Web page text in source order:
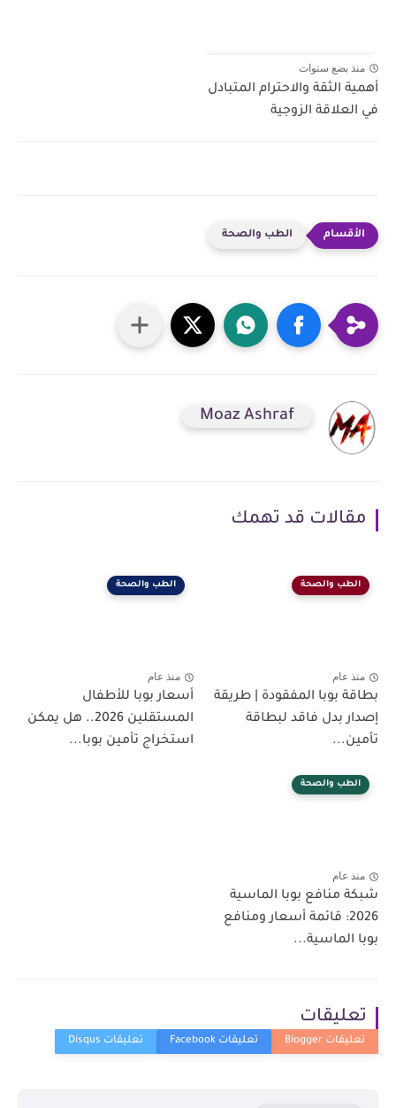
منذ بضع سنوات
أهمية الثقة والاحترام المتبادل
في العلاقة الزوجية
الطب والصحة
Moaz Ashraf
مقالات قد تهمك
الطب والصحة
منذ عام
بطاقة بوبا المفقودة | طريقة
إصدار بدل فاقد لبطاقة
تأمين...
الطب والصحة
منذ عام
أسعار بوبا للأطفال
المستقلين 2026.. هل يمكن
استخراج تأمين بوبا...
الطب والصحة
منذ عام
شبكة منافع بوبا الماسية
2026: قائمة أسعار ومنافع
بوبا الماسية...
تعليقات